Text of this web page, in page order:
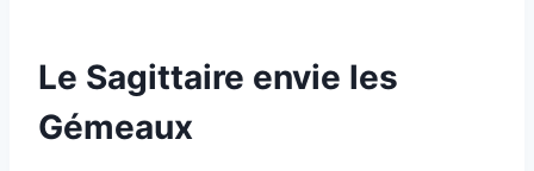
Le Sagittaire envie les
Gémeaux